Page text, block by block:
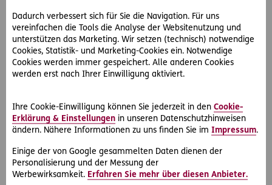
Dadurch verbessert sich für Sie die Navigation. Für uns
vereinfachen die Tools die Analyse der Websitenutzung und
unterstützen das Marketing. Wir setzen (technisch) notwendige
Cookies, Statistik- und Marketing-Cookies ein. Notwendige
Cookies werden immer gespeichert. Alle anderen Cookies
werden erst nach Ihrer Einwilligung aktiviert.
Ihre Cookie-Einwilligung können Sie jederzeit in den Cookie-
Erklärung & Einstellungen in unseren Datenschutzhinweisen
ändern. Nähere Informationen zu uns finden Sie im Impressum.
Einige der von Google gesammelten Daten dienen der
Personalisierung und der Messung der
Werbewirksamkeit. Erfahren Sie mehr über diesen Anbieter.
2024-06-10
EM 2024 – Spielplan im Überblick
Alle Infos zur Fußball-EM 2024 im Überblick: Spielplan zum
Downoaden, Spielorte und Mannschaften